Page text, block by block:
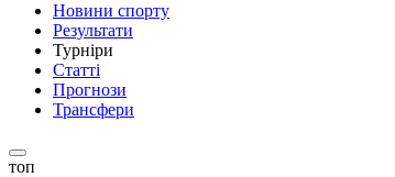
Новини спорту
Результати
Турніри
Статті
Прогнози
Трансфери
топ